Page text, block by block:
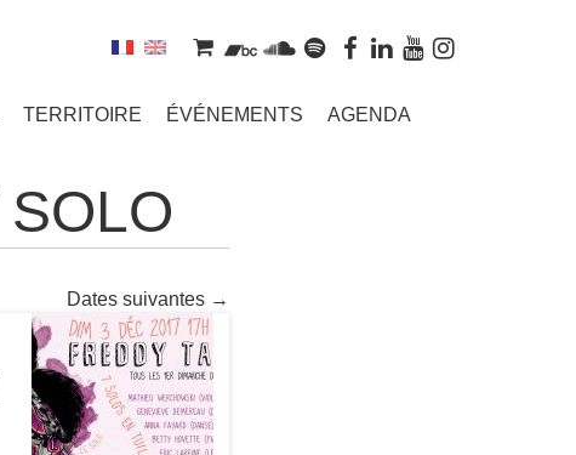
TERRITOIRE ÉVÉNEMENTS
AGENDA
Dates suivantes →